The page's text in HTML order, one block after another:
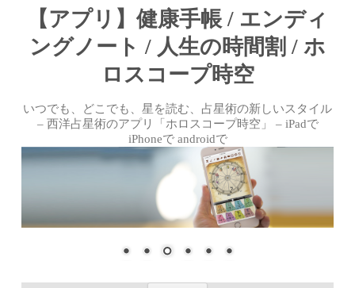
【アプリ】健康手帳 / エンディ
ングノート / 人生の時間割 / ホ
ロスコープ時空
いつでも、どこでも、星を読む、占星術の新しいスタイル
– 西洋占星術のアプリ「ホロスコープ時空」 – iPadで
iPhoneで androidで